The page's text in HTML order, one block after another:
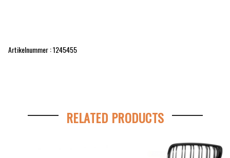
Artikelnummer : 1245455
RELATED PRODUCTS